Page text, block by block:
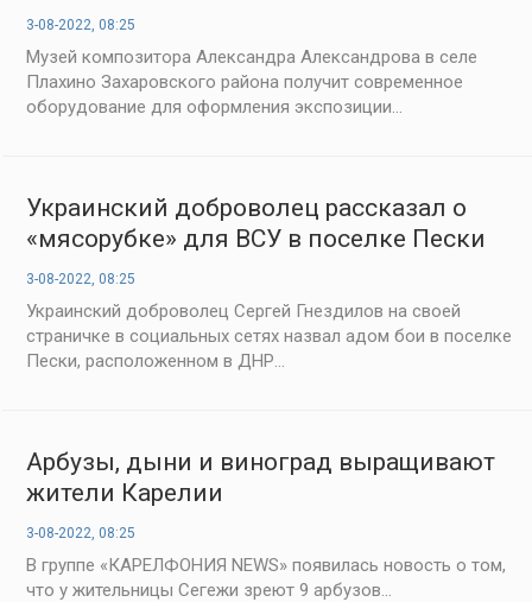
3-08-2022, 08:25
Музей композитора Александра Александрова в селе
Плахино Захаровского района получит современное
оборудование для оформления экспозиции...
Украинский доброволец рассказал о
«мясорубке» для ВСУ в поселке Пески
3-08-2022, 08:25
Украинский доброволец Сергей Гнездилов на своей
страничке в социальных сетях назвал адом бои в поселке
Пески, расположенном в ДНР...
Арбузы, дыни и виноград выращивают
жители Карелии
3-08-2022, 08:25
В группе «КАРЕЛФОНИЯ NEWS» появилась новость о том,
что у жительницы Сегежи зреют 9 арбузов...